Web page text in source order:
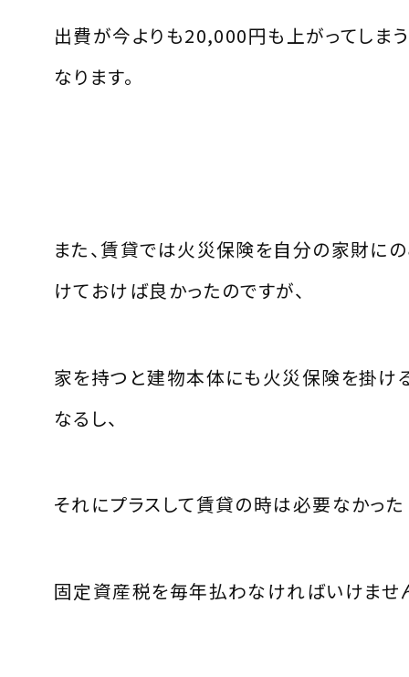
出費が今よりも20,000円も上がってしま
なります。
また、賃貸では火災保険を自分の家財に
けておけば良かったのですが、
家を持つと建物本体にも火災保険を掛け
なるし、
それにプラスして賃貸の時は必要なかった
固定資産税を毎年払わなければいけませ